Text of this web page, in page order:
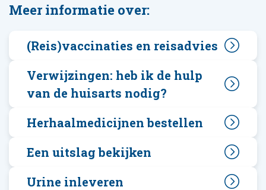
Meer informatie over:
(Reis)vaccinaties en reisadvies
Verwijzingen: heb ik de hulp
van de huisarts nodig?
Herhaalmedicijnen bestellen
Een uitslag bekijken
Urine inleveren